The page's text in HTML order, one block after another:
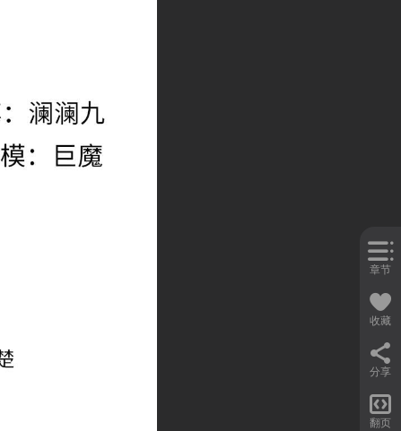
章节
收藏
分享

翻页